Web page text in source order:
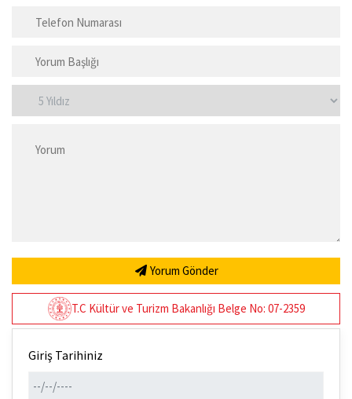
Yorum Gönder
T.C Kültür ve Turizm Bakanlığı Belge No: 07-2359
Giriş Tarihiniz